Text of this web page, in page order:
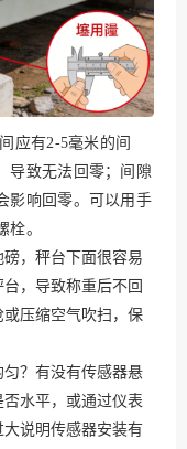
应有2-5毫米的间
导致无法回零；间隙
影响回零。可以用手
栓。
，秤台下面很容易
，导致称重后不回
压缩空气吹扫，保
？有没有传感器悬
水平，或通过仪表
说明传感器安装有